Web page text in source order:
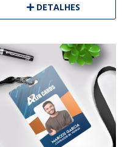
DETALHES